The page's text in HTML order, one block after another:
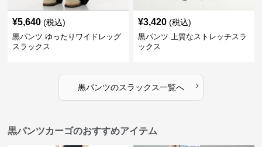
¥5,640 (税込)
黒パンツ ゆったりワイドレッグ
スラックス
¥3,420 (税込)
黒パンツ 上質なストレッチスラ
ックス
黒パンツのスラックス一覧へ ›
黒パンツカーゴのおすすめアイテム